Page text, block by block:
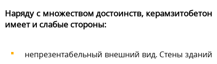
Наряду с множеством достоинств, керамзитобетон
имеет и слабые стороны:
непрезентабельный внешний вид. Стены зданий